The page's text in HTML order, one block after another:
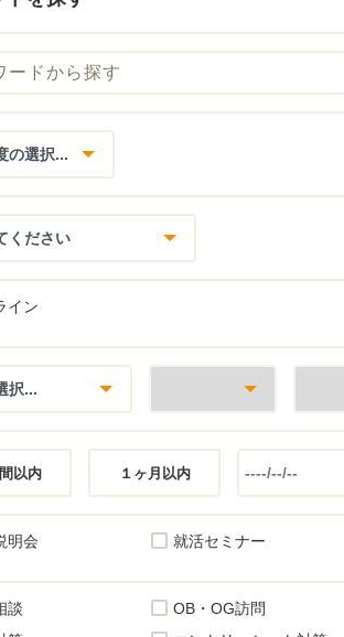
イン
以内
１ヶ月以内
明会 就活セミナー
談 OB・OG訪問